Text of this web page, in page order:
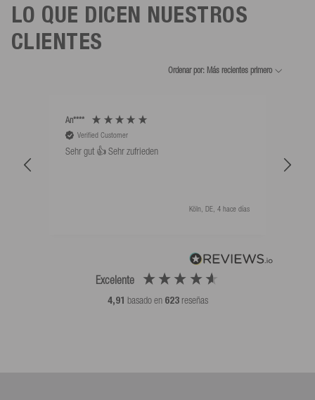
LO QUE DICEN NUESTROS
CLIENTES
Ordenar por: Más recientes primero
Excelente
4,91 basado en 623 reseñas
An****
Verified Customer
Sehr gut 👍 Sehr zufrieden
Köln, DE, 4 hace días